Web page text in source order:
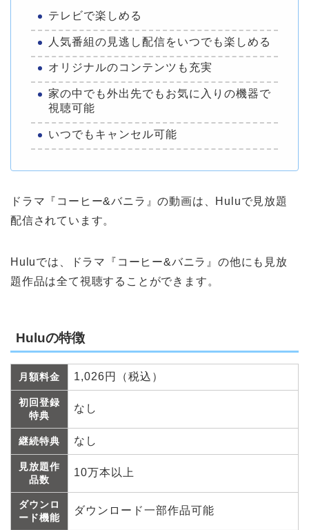
テレビで楽しめる
人気番組の見逃し配信をいつでも楽しめる
オリジナルのコンテンツも充実
家の中でも外出先でもお気に入りの機器で
視聴可能
いつでもキャンセル可能
ドラマ『コーヒー&バニラ』の動画は、Huluで見放題
配信されています。
Huluでは、ドラマ『コーヒー&バニラ』の他にも見放
題作品は全て視聴することができます。
Huluの特徴
月額料金 1,026円（税込）
初回登録
特典
なし
継続特典 なし
見放題作
品数
10万本以上
ダウンロ
ード機能
ダウンロード一部作品可能